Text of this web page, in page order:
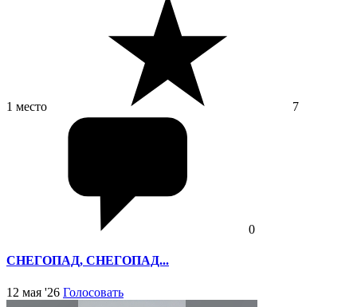
1 место 7
0
СНЕГОПАД, СНЕГОПАД...
12 мая '26 Голосовать